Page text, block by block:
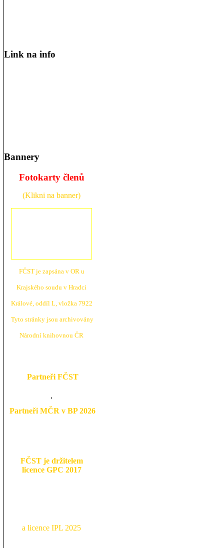
Link na info
Bannery
Fotokarty členů
(Klikni na banner)
FČST je zapsána v OR u
Krajského soudu v Hradci
Králové, oddíl L, vložka 7922
Tyto stránky jsou archivovány
Národní knihovnou ČR
Partneři FČST
Partneři MČR v BP 2026
FČST je držitelem
licence GPC 2017
a licence IPL 2025